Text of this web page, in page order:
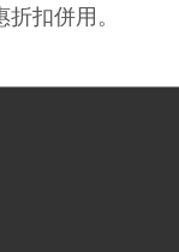
扣併用。